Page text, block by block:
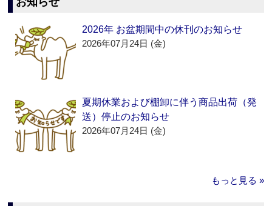
2026年 お盆期間中の休刊のお知らせ
2026年07月24日 (金)
夏期休業および棚卸に伴う商品出荷（発
送）停止のお知らせ
2026年07月24日 (金)
もっと見る »